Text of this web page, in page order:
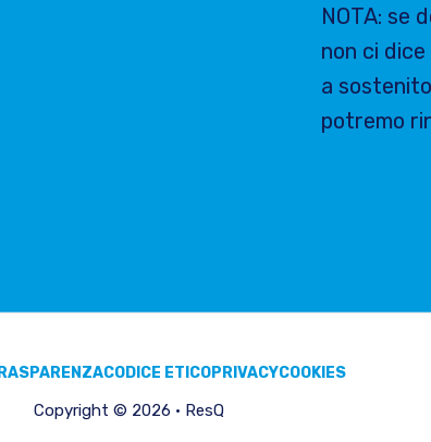
NOTA: se
non ci
a
potremo
CODICE ETICOPRIVACYCOOKIES
Copyright © 2026 · ResQ